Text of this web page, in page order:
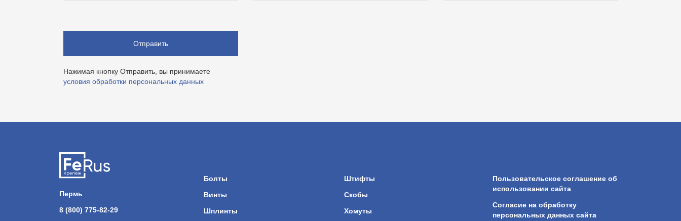
Отправить
Нажимая кнопку Отправить, вы принимаете
условия обработки персональных данных
Пермь
8 (800) 775-82-29
Болты
Винты
Шплинты
Штифты
Скобы
Хомуты
Пользовательское соглашение об
использовании сайта
Согласие на обработку
персональных данных сайта